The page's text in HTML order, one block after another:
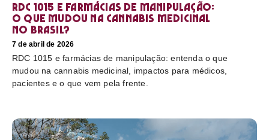
RDC 1015 e farmácias de manipulação:
o que mudou na cannabis medicinal
no Brasil?
7 de abril de 2026
RDC 1015 e farmácias de manipulação: entenda o que
mudou na cannabis medicinal, impactos para médicos,
pacientes e o que vem pela frente.